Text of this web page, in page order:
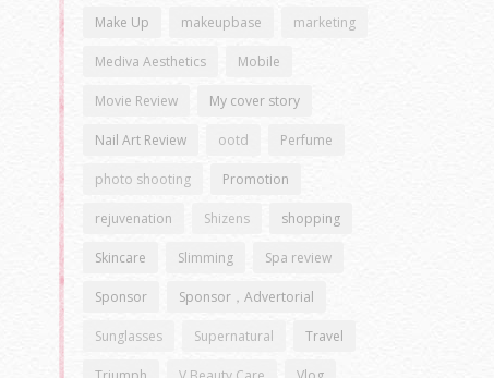
Make Up makeupbase marketing
Mediva Aesthetics Mobile
Movie Review My cover story
Nail Art Review ootd Perfume
photo shooting Promotion
rejuvenation Shizens shopping
Skincare Slimming Spa review
Sponsor Sponsor，Advertorial
Sunglasses Supernatural Travel